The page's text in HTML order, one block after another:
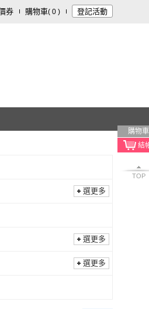
券 購物車( 0 ) 登記活動
購物車
TOP
選更多
選更多
選更多